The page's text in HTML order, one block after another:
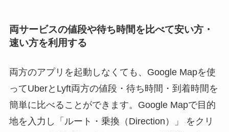
両サービスの値段や待ち時間を比べて安い方・
速い方を利用する
両方のアプリを起動しなくても、Google Mapを使
ってUberとLyft両方の値段・待ち時間・到着時間を
簡単に比べることができます。Google Mapで目的
地を入力し「ルート・乗換（Direction）」 をクリ